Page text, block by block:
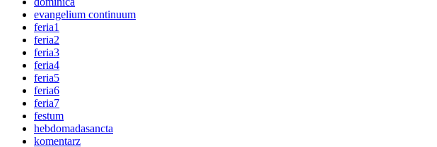
evangelium continuum
feria1
feria2
feria3
feria4
feria5
feria6
feria7
festum
hebdomadasancta
komentarz